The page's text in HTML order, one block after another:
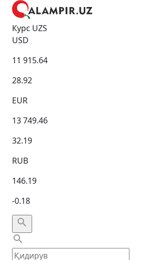
Курс UZS
USD
11 915.64
28.92
EUR
13 749.46
32.19
RUB
146.19
-0.18